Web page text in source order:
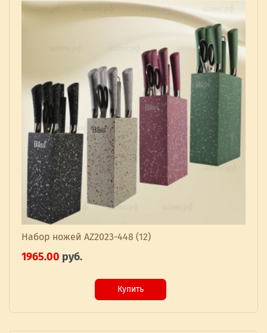
Набор ножей AZ2023-448 (12)
1965.00 руб.
Купить